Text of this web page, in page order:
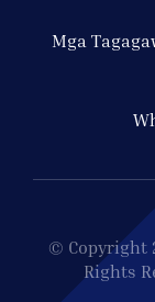
Mga
© Copyright
Rights